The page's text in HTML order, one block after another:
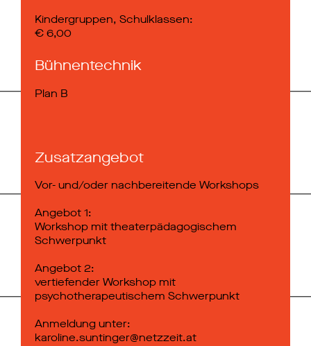
Kindergruppen, Schulklassen:
€ 6,00
Bühnentechnik
Plan B
Zusatzangebot
Vor- und/oder nachbereitende Workshops
Angebot 1:
Workshop mit theaterpädagogischem
Schwerpunkt
Angebot 2:
vertiefender Workshop mit
psychotherapeutischem Schwerpunkt
Anmeldung unter:
karoline.suntinger@netzzeit.at